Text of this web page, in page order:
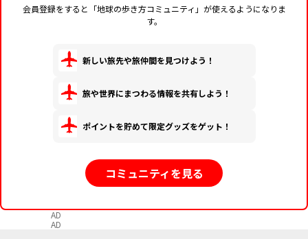
会員登録をすると「地球の歩き方コミュニティ」が使えるようになりま
す。
新しい旅先や旅仲間を見つけよう！
旅や世界にまつわる情報を共有しよう！
ポイントを貯めて限定グッズをゲット！
コミュニティを見る
AD
AD